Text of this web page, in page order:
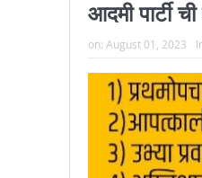
आदमी पार्टी
on: August 01, 2023